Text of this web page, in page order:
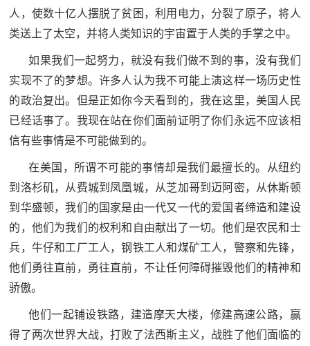
人，使数十亿人摆脱了贫困，利用电力，分裂了原子，将人
类送上了太空，并将人类知识的宇宙置于人类的手掌之中。
如果我们一起努力，就没有我们做不到的事，没有我们
实现不了的梦想。许多人认为我不可能上演这样一场历史性
的政治复出。但是正如你今天看到的，我在这里，美国人民
已经话事了。我现在站在你们面前证明了你们永远不应该相
信有些事情是不可能做到的。
在美国，所谓不可能的事情却是我们最擅长的。从纽约
到洛杉矶，从费城到凤凰城，从芝加哥到迈阿密，从休斯顿
到华盛顿，我们的国家是由一代又一代的爱国者缔造和建设
的，他们为我们的权利和自由献出了一切。他们是农民和士
兵，牛仔和工厂工人，钢铁工人和煤矿工人，警察和先锋，
他们勇往直前，勇往直前，不让任何障碍摧毁他们的精神和
骄傲。
他们一起铺设铁路，建造摩天大楼，修建高速公路，赢
得了两次世界大战，打败了法西斯主义，战胜了他们面临的